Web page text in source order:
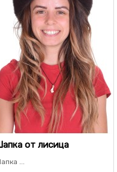
от лисица
...